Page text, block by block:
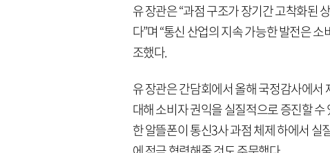
유 장관은 “과점 구조가 장기간 고착화된
다”며 “통신 산업의 지속 가능한 발전은
조했다.
유 장관은 간담회에서 올해 국정감사에서
대해 소비자 권익을 실질적으로 증진할
한 알뜰폰이 통신3사 과점 체제 하에서